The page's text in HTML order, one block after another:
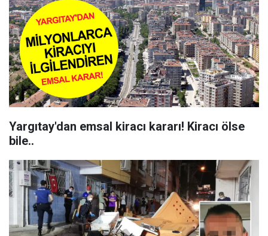
Yargıtay'dan emsal kiracı kararı! Kiracı ölse
bile..